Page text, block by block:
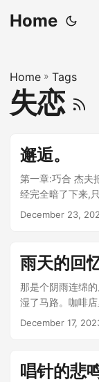
Home
Home » Tags
失恋
邂逅。
第一章:巧合 杰夫
经完全暗了下来,
夫叹了口气,犹豫
December 23,
雨天的回忆
那是个阴雨连绵
湿了马路。咖啡
雨声,我感觉整个
December 17,
唱针的悲鸣